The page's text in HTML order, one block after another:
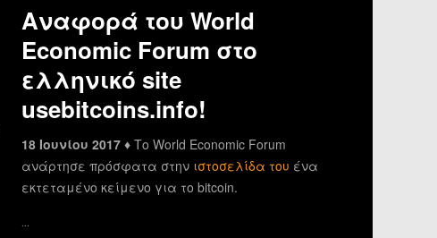
Αναφορά του World
Economic Forum στο
ελληνικό site
usebitcoins.info!
18 Ιουνίου 2017 ♦ Το World Economic Forum
ανάρτησε πρόσφατα στην ιστοσελίδα του ένα
εκτεταμένο κείμενο για το bitcoin.